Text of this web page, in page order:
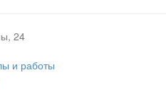
24
и работы